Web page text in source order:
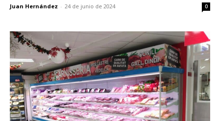
Juan Hernández - 24 de junio de 2024 0